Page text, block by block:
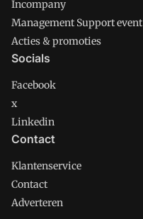
Incompany
Management Support event
Acties & promoties
Socials
Facebook
x
Linkedin
Contact
Klantenservice
Contact
Adverteren